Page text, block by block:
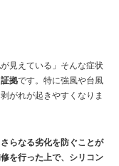
見えている」そんな症状
拠です。特に強風や台風
がれが起きやすくなりま
らなる劣化を防ぐことが
を行った上で、シリコン